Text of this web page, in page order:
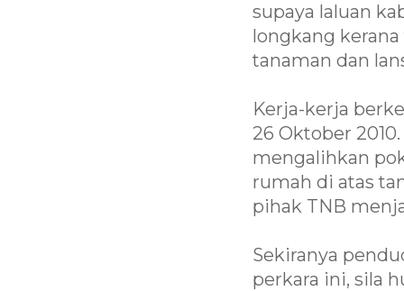
supaya laluan
longkang
tanaman dan
Kerja-kerja
26 Oktober
mengalihkan
rumah di atas
pihak TNB
Sekiranya
perkara ini, sila